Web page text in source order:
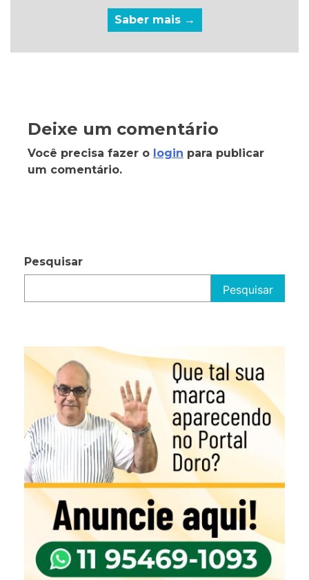
Saber mais →
Deixe um comentário
Você precisa fazer o login para publicar
um comentário.
Pesquisar
Pesquisar